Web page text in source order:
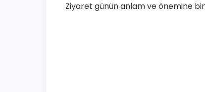
Ziyaret günün anlam ve önemine